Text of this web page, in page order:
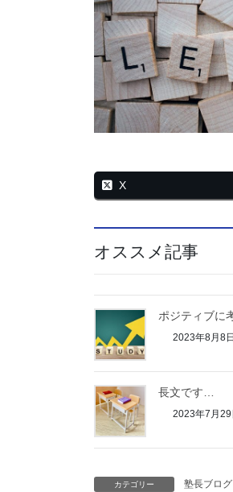
X
オススメ記事
ポジティブに
2023年8月8日
長文です…
2023年7月29
カテゴリー 塾長ブログ